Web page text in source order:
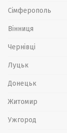
Сімферополь
Вінниця
Чернівці
Луцьк
Донецьк
Житомир
Ужгород